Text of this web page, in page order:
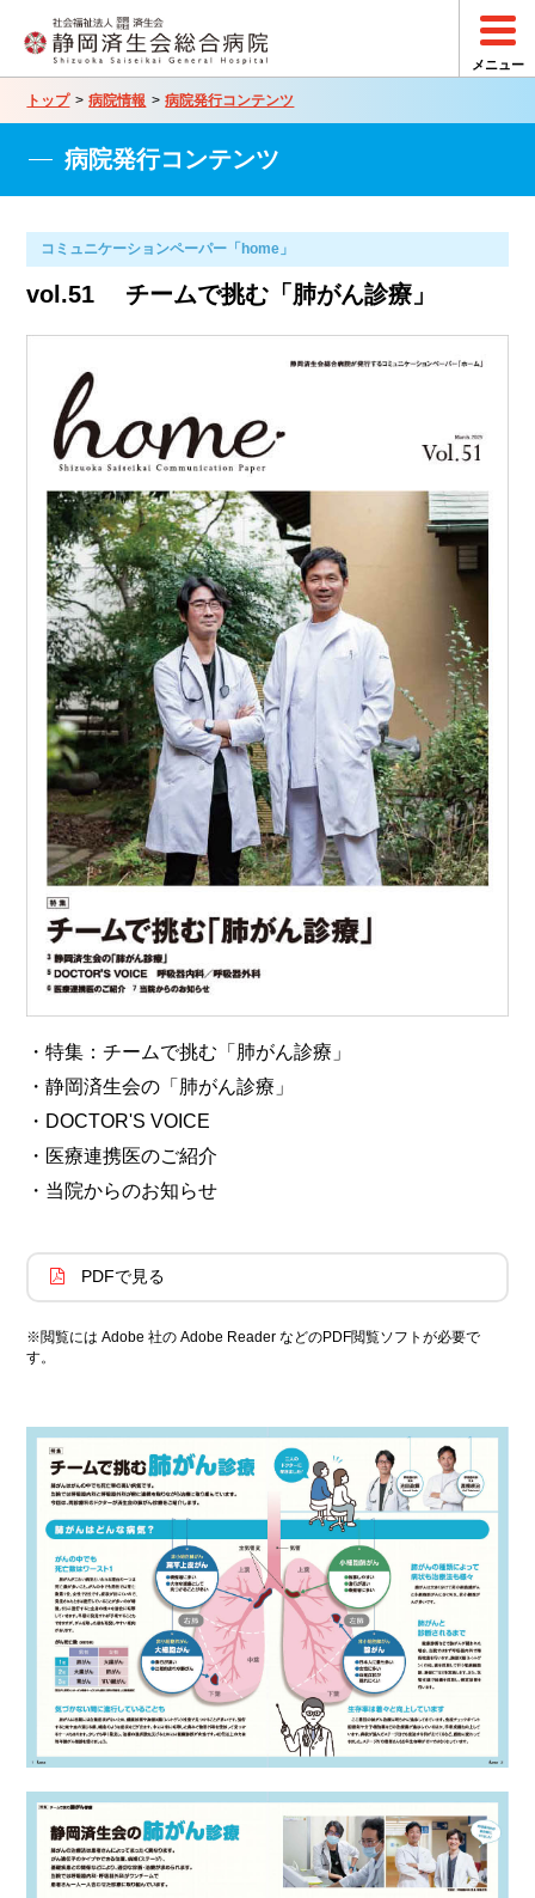
トップ 病院情報 病院発行コンテンツ
病院発行コンテンツ
コミュニケーションペーパー「home」
vol.51 チームで挑む「肺がん診療」
・特集：チームで挑む「肺がん診療」
・静岡済生会の「肺がん診療」
・DOCTOR'S VOICE
・医療連携医のご紹介
・当院からのお知らせ
PDFで見る
※閲覧には Adobe 社の Adobe Reader などのPDF閲覧ソフトが必要で
す。